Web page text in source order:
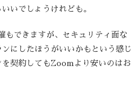
いでしょうけれども。
もできますが、セキュリティ面な
にしたほうがいいかもという感じ
を契約してもZoomより安いのはお